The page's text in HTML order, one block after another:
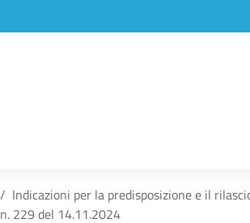
Indicazioni per la predisposizione e il
n. 229 del 14.11.2024